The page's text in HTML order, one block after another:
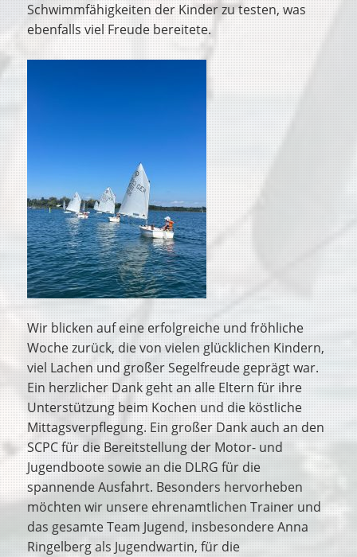
Schwimmfähigkeiten der Kinder zu testen, was
ebenfalls viel Freude bereitete.
Wir blicken auf eine erfolgreiche und fröhliche
Woche zurück, die von vielen glücklichen Kindern,
viel Lachen und großer Segelfreude geprägt war.
Ein herzlicher Dank geht an alle Eltern für ihre
Unterstützung beim Kochen und die köstliche
Mittagsverpflegung. Ein großer Dank auch an den
SCPC für die Bereitstellung der Motor- und
Jugendboote sowie an die DLRG für die
spannende Ausfahrt. Besonders hervorheben
möchten wir unsere ehrenamtlichen Trainer und
das gesamte Team Jugend, insbesondere Anna
Ringelberg als Jugendwartin, für die